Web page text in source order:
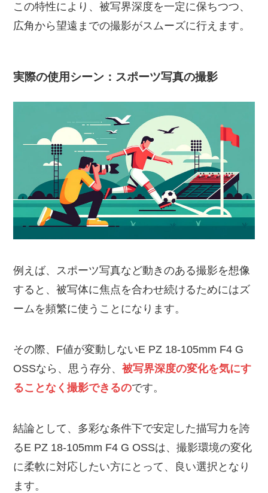
この特性により、被写界深度を一定に保ちつつ、
広角から望遠までの撮影がスムーズに行えます。
実際の使用シーン：スポーツ写真の撮影
例えば、スポーツ写真など動きのある撮影を想像
すると、被写体に焦点を合わせ続けるためにはズ
ームを頻繁に使うことになります。
その際、F値が変動しないE PZ 18-105mm F4 G
OSSなら、思う存分、被写界深度の変化を気にす
ることなく撮影できるのです。
結論として、多彩な条件下で安定した描写力を誇
るE PZ 18-105mm F4 G OSSは、撮影環境の変化
に柔軟に対応したい方にとって、良い選択となり
ます。